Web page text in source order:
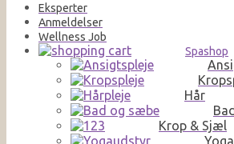
Eksperter
Anmeldelser
Wellness Job
Spashop
Hår
Krop & Sjæl